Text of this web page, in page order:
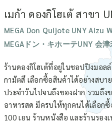
เมก้า ดองกิโฮเต้ สาขา
MEGA Don Quijote UNY Aizu
MEGAドン・キホーテUNY 会
ร้านดองกิโฮเต้ที่อยู่ในชอปปิงมอล
กามัตสึ เลือกซื้อสินค้าได้อย่างสบ
ประจำวันไปจนถึงของฝาก รวมถึง
อาหารสด มีครบให้ทุกคนได้เลือก
100 เยน ร้านหนังสือ และร้านรอง